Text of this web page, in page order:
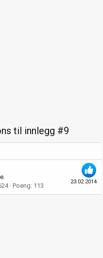
til innlegg #9
23.02.2014
Poeng 113